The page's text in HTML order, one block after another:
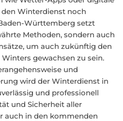
Winterdienst noch
Württemberg setzt
Methoden, sondern auch
um auch zukünftig den
gewachsen zu sein.
und
wird der Winterdienst in
und professionell
und Sicherheit aller
auch in den kommenden